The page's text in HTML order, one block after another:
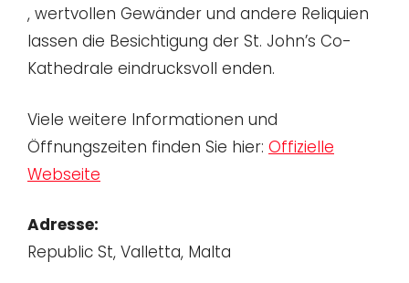
, wertvollen Gewänder und andere Reliquien
lassen die Besichtigung der St. John’s Co-
Kathedrale eindrucksvoll enden.
Viele weitere Informationen und
Öffnungszeiten finden Sie hier: Offizielle
Webseite
Adresse:
Republic St, Valletta, Malta